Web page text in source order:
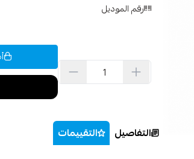
رقم الموديل
التفاصيل التقييمات